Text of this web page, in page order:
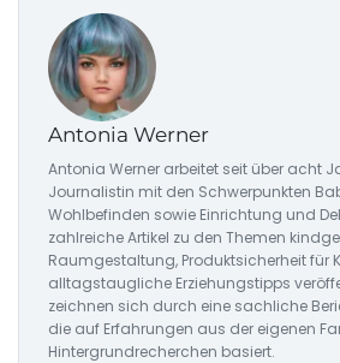
Antonia Werner
Antonia Werner arbeitet seit über acht
Journalistin mit den Schwerpunkten
Wohlbefinden sowie Einrichtung und
zahlreiche Artikel zu den Themen
Raumgestaltung, Produktsicherheit für
alltagstaugliche Erziehungstipps
zeichnen sich durch eine sachliche
die auf Erfahrungen aus der eigenen
Hintergrundrecherchen basiert.